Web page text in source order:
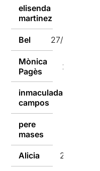
elisenda
martinez
Bel 27/12/2016
Mònica
Pagès
26/12/2016
inmaculada
campos
pere
mases
Alicia 25/12/2016